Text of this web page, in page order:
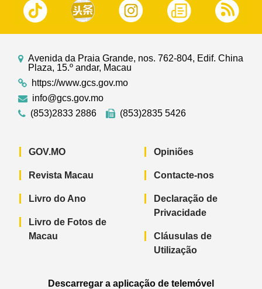
Avenida da Praia Grande, nos. 762-804, Edif. China
Plaza, 15.º andar, Macau
https://www.gcs.gov.mo
info@gcs.gov.mo
(853)2833 2886
(853)2835 5426
GOV.MO
Revista Macau
Livro do Ano
Livro de Fotos de
Macau
Opiniões
Contacte-nos
Declaração de
Privacidade
Cláusulas de
Utilização
Descarregar a aplicação de telemóvel